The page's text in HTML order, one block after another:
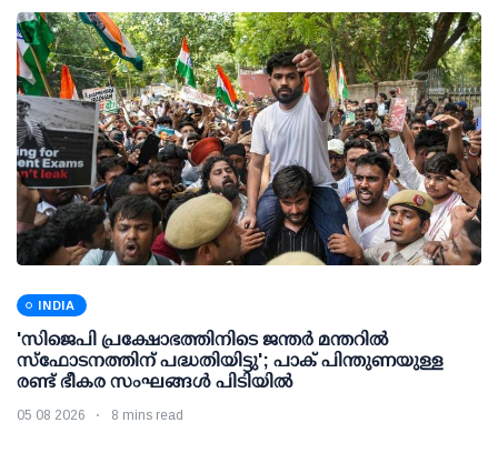
INDIA
'സിജെപി പ്രക്ഷോഭത്തിനിടെ ജന്തര്‍ മന്തറില്‍
സ്ഫോടനത്തിന് പദ്ധതിയിട്ടു'; പാക് പിന്തുണയുള്ള
രണ്ട് ഭീകര സംഘങ്ങള്‍ പിടിയില്‍
05 08 2026 8 mins read